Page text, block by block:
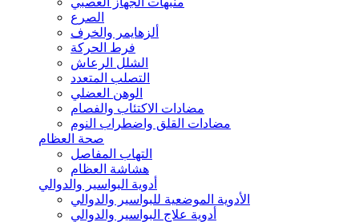
الصرع
ألزهايمر والخرف
فرط الحركة
الشلل الرعاش
التصلب المتعدد
الوهن العضلي
مضادات الاكتئاب والفصام
مضادات القلق واضطراب النوم
صحة العظام
التهاب المفاصل
هشاشة العظام
أدوية البواسير والدوالي
الأدوية الموضعية للبواسير والدوالي
أدوية علاج البواسير والدوالي